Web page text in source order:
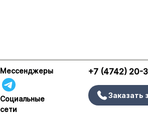
Мессенджеры
Социальные
сети
+7 (4742) 20-
Заказать